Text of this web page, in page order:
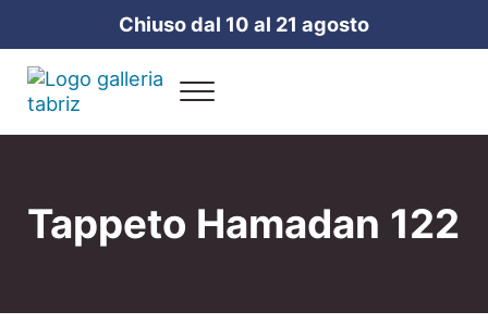
Passa al contenuto principale
Skip to header right navigation
Skip to site footerChiuso dal 10 al 21 agosto
Galleria Tabriz
Menu
Tappeto Hamadan 122